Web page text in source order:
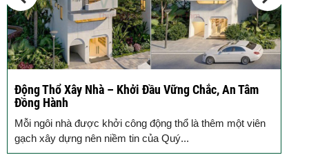
Động Thổ Xây Nhà – Khởi Đầu Vững Chắc, An Tâm
Đồng Hành
Mỗi ngôi nhà được khởi công động thổ là thêm một viên
gạch xây dựng nên niềm tin của Quý...